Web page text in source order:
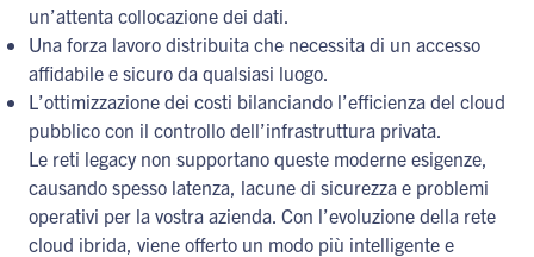
un’attenta collocazione dei dati.
Una forza lavoro distribuita che necessita di un accesso
affidabile e sicuro da qualsiasi luogo.
L’ottimizzazione dei costi bilanciando l’efficienza del cloud
pubblico con il controllo dell’infrastruttura privata.
Le reti legacy non supportano queste moderne esigenze,
causando spesso latenza, lacune di sicurezza e problemi
operativi per la vostra azienda. Con l’evoluzione della rete
cloud ibrida, viene offerto un modo più intelligente e